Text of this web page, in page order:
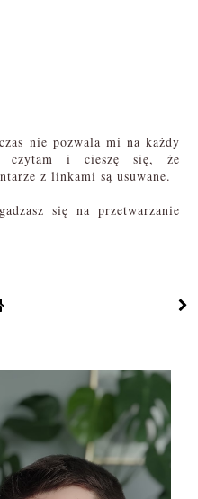
nie pozwala mi na każdy
czytam i cieszę się, że
z linkami są usuwane.
się na przetwarzanie